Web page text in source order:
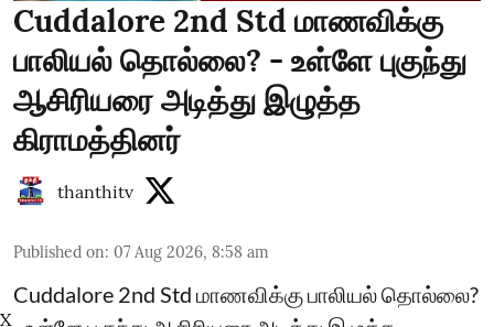
Cuddalore 2nd Std மாணவிக்கு
பாலியல் தொல்லை? - உள்ளே புகுந்து
ஆசிரியரை அடித்து இழுத்த
கிராமத்தினர்
thanthitv
Published on: 07 Aug 2026, 8:58 am
Cuddalore 2nd Std மாணவிக்கு பாலியல் தொல்லை?
X